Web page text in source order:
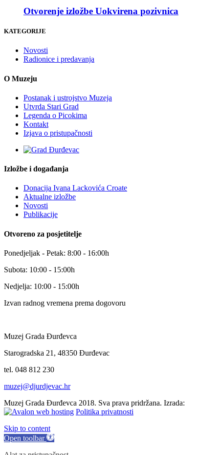
Otvorenje izložbe Uokvirena pozivnica
KATEGORIJE
Novosti
Radionice i predavanja
O Muzeju
Postanak i ustrojstvo Muzeja
Utvrda Stari Grad
Legenda o Picokima
Kontakt
Izjava o pristupačnosti
Izložbe i događanja
Donacija Ivana Lackovića Croate
Aktualne izložbe
Novosti
Publikacije
Otvoreno za posjetitelje
Ponedjeljak - Petak: 8:00 - 16:00h
Subota: 10:00 - 15:00h
Nedjelja: 10:00 - 15:00h
Izvan radnog vremena prema dogovoru
Muzej Grada Đurđevca
Starogradska 21, 48350 Đurđevac
tel. 048 812 230
muzej@djurdjevac.hr
Muzej Grada Đurđevca 2018. Sva prava pridržana. Izrada:
Politika privatnosti
Skip to content
Open toolbar